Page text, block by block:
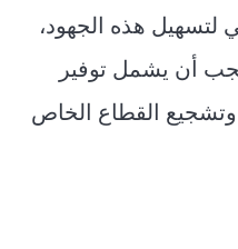
لتسهيل هذه الجهود،
أن يشمل توفير
وتشجيع القطاع الخاص